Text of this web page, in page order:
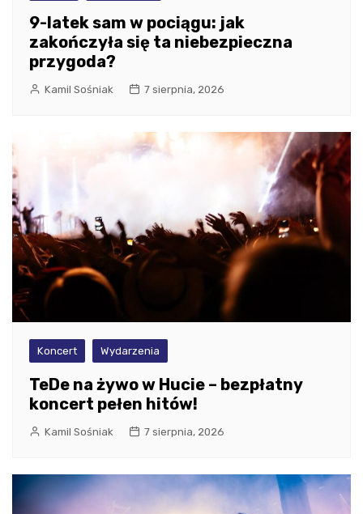
9-latek sam w pociągu: jak
zakończyła się ta niebezpieczna
przygoda?
Kamil Sośniak 7 sierpnia, 2026
Koncert Wydarzenia
TeDe na żywo w Hucie – bezpłatny
koncert pełen hitów!
Kamil Sośniak 7 sierpnia, 2026